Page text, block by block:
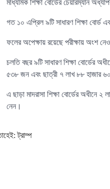
মাধ্যমিক শিক্ষা বোর্ডের চেয়ারম্যান
গত ১০ এপ্রিল ৯টি সাধারণ শিক্ষা বোর্ড
ফলের অপেক্ষায় রয়েছে পরীক্ষায় অংশ
চলতি বছর ৯টি সাধারণ শিক্ষা বোর্ডের
৫৩৮ জন এবং ছাত্রী ৭ লাখ ৮৮ হাজার
এ ছাড়া মাদরাসা শিক্ষা বোর্ডের অধীনে
নেন।
ট্রাম্প